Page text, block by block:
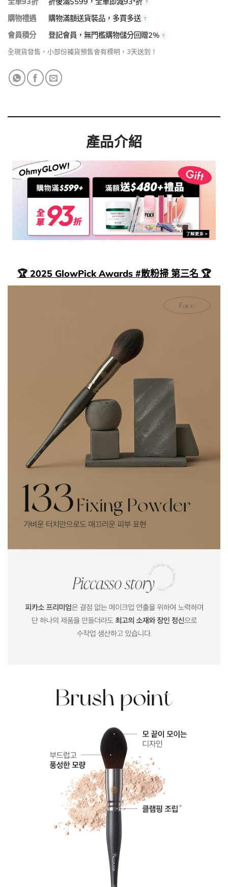
*
購物禮遇
購物滿額送貨裝品，多買多送
會員積分
登記會員，無門檻購物儲分回贈2%
全現貨發售，小部份補貨預售會有標明，3天送到！
產品介紹
🏆 2025 GlowPick Awards #散粉掃 第三名 🏆